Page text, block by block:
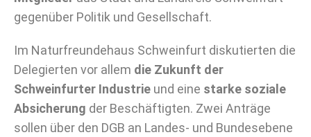
gegenüber Politik und Gesellschaft.
Im Naturfreundehaus Schweinfurt diskutierten die
Delegierten vor allem die Zukunft der
Schweinfurter Industrie und eine starke soziale
Absicherung der Beschäftigten. Zwei Anträge
sollen über den DGB an Landes- und Bundesebene